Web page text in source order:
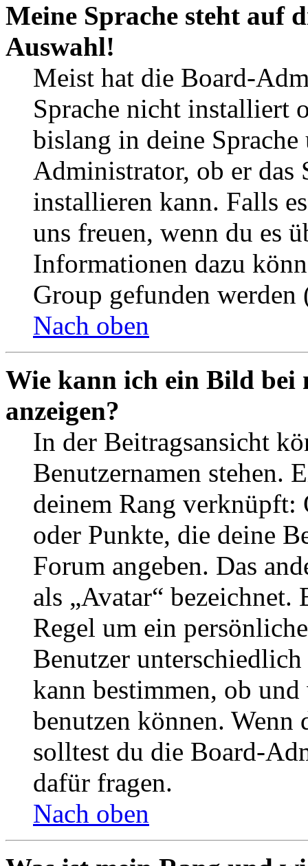
Meine Sprache steht auf
Auswahl!
Meist hat die Board-
Sprache nicht installiert
bislang in deine
Administrator, ob er das
installieren kann. Falls
uns freuen, wenn du es
Informationen dazu
Group gefunden
Nach oben
Wie kann ich ein Bild bei
anzeigen?
In der Beitragsansicht
Benutzernamen stehen.
deinem Rang verknüpft:
oder Punkte, die deine
Forum angeben. Das
als „Avatar“
Regel um ein
Benutzer
kann bestimmen, ob
benutzen können. Wenn
solltest du die Board-
dafür fragen.
Nach oben